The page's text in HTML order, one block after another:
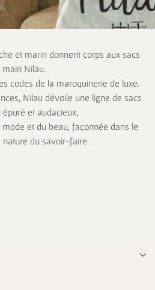
et marin donnent corps aux sacs
main Nilau.
codes de la maroquinerie de luxe.
Nilau dévoile une ligne de sacs
et audacieux,
et du beau, façonnée dans le
nature du savoir-faire.